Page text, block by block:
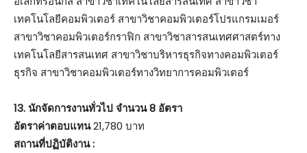
เทคโนโลยีคอมพิวเตอร์ สาขาวิชาคอมพิวเตอร์โปรแกรมเมอร์
สาขาวิชาคอมพิวเตอร์กราฟิก สาขาวิชาสารสนเทศศาสตร์ทาง
เทคโนโลยีสารสนเทศ สาขาวิชาบริหารธุรกิจทางคอมพิวเตอร์
ธุรกิจ สาขาวิชาคอมพิวเตอร์ทางวิทยาการคอมพิวเตอร์
13. นักจัดการงานทั่วไป จำนวน 8 อัตรา
อัตราค่าตอบแทน21,780 บาท
สถานที่ปฏิบัติงาน :